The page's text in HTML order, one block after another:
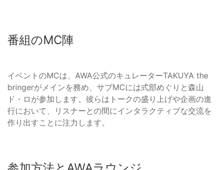
番組のMC陣
イベントのMCは、AWA公式のキュレーターTAKUYA the
bringerがメインを務め、サブMCには式部めぐりと森山
ド・ロが参加します。彼らはトークの盛り上げや企画の進
行において、リスナーとの間にインタラクティブな交流を
作り出すことに注力します。